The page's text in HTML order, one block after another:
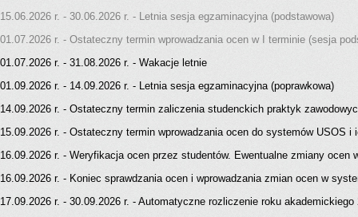
15.06.2026 r. - 30.06.2026 r. - Letnia sesja egzaminacyjna (podstawowa)
01.07.2026 r. - Ostateczny termin wprowadzania ocen w I terminie (sesja
01.07.2026 r. - 31.08.2026 r. - Wakacje letnie
01.09.2026 r. - 14.09.2026 r. - Letnia sesja egzaminacyjna (poprawkowa)
14.09.2026 r. - Ostateczny termin zaliczenia studenckich praktyk
15.09.2026 r. - Ostateczny termin wprowadzania ocen do systemów USOS
16.09.2026 r. - Weryfikacja ocen przez studentów. Ewentualne zmiany ocen
16.09.2026 r. - Koniec sprawdzania ocen i wprowadzania zmian ocen w
17.09.2026 r. - 30.09.2026 r. - Automatyczne rozliczenie roku